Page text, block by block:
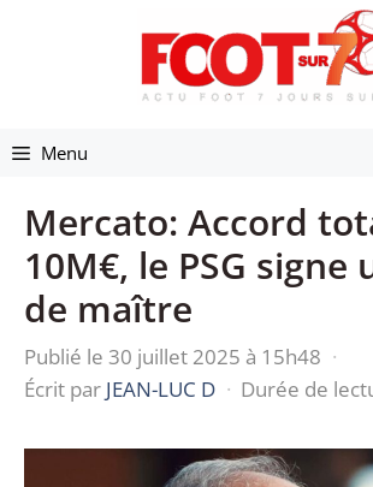
Menu
Mercato: Accord
10M€, le PSG signe
de maître
Publié le 30 juillet 2025 à 15h48 ·
Écrit par JEAN-LUC D · Durée de